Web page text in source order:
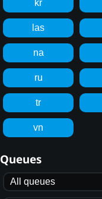
kr
las
na
ru
tr
vn
Queues
All queues